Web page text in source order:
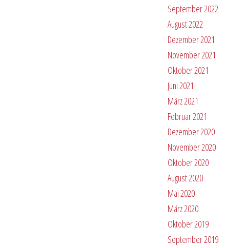
September 2022
August 2022
Dezember 2021
November 2021
Oktober 2021
Juni 2021
März 2021
Februar 2021
Dezember 2020
November 2020
Oktober 2020
August 2020
Mai 2020
März 2020
Oktober 2019
September 2019